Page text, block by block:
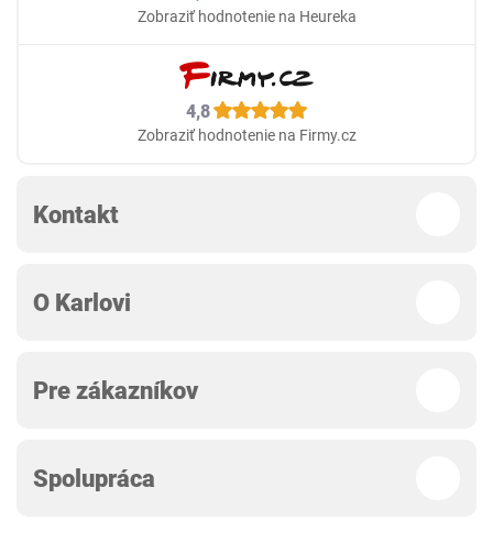
Zobraziť hodnotenie na Heureka
4,8
Zobraziť hodnotenie na Firmy.cz
Kontakt
O Karlovi
Pre zákazníkov
Spolupráca